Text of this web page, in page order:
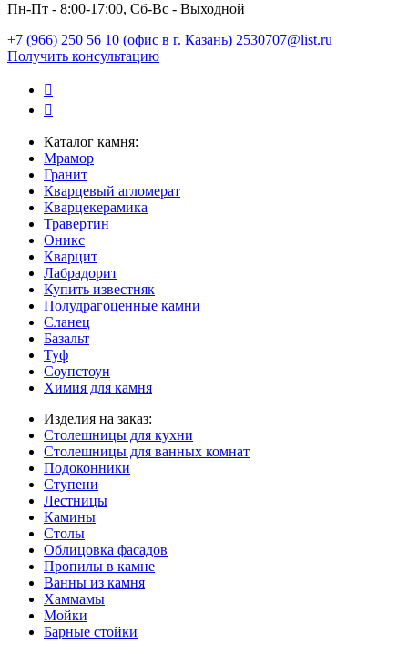
Пн-Пт - 8:00-17:00, Сб-Вс - Выходной
+7 (966) 250 56 10 (офис в г. Казань) 2530707@list.ru
Получить консультацию
Каталог камня:
Мрамор
Гранит
Кварцевый агломерат
Кварцекерамика
Травертин
Оникс
Кварцит
Лабрадорит
Купить известняк
Полудрагоценные камни
Сланец
Базальт
Туф
Соупстоун
Химия для камня
Изделия на заказ:
Столешницы для кухни
Столешницы для ванных комнат
Подоконники
Ступени
Лестницы
Камины
Столы
Облицовка фасадов
Пропилы в камне
Ванны из камня
Хаммамы
Мойки
Барные стойки